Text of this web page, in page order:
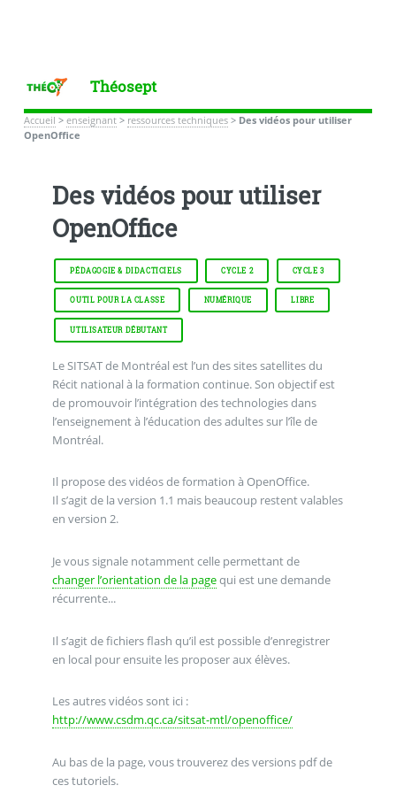
Théosept
Accueil > enseignant> ressources techniques> Des vidéos pour utiliser
OpenOffice
Des vidéos pour utiliser
OpenOffice
PÉDAGOGIE & DIDACTICIELS CYCLE 2 CYCLE 3
OUTIL POUR LA CLASSE NUMÉRIQUE LIBRE
UTILISATEUR DÉBUTANT
Le SITSAT de Montréal est l’un des sites satellites du
Récit national à la formation continue. Son objectif est
de promouvoir l’intégration des technologies dans
l’enseignement à l’éducation des adultes sur l’île de
Montréal.
Il propose des vidéos de formation à OpenOffice.
Il s’agit de la version 1.1 mais beaucoup restent valables
en version 2.
Je vous signale notamment celle permettant de
changer l’orientation de la pagequi est une demande
récurrente...
Il s’agit de fichiers flash qu’il est possible d’enregistrer
en local pour ensuite les proposer aux élèves.
Les autres vidéos sont ici :
http://www.csdm.qc.ca/sitsat-mtl/openoffice/
Au bas de la page, vous trouverez des versions pdf de
ces tutoriels.